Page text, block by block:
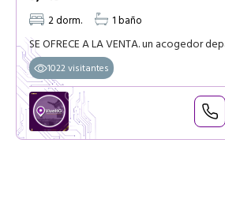
2 dorm. 1 baño
1022 visitantes